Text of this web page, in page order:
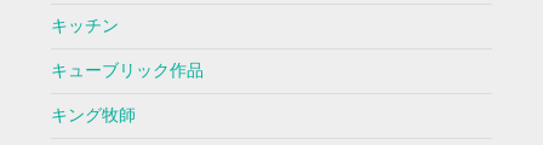
キッチン
キューブリック作品
キング牧師